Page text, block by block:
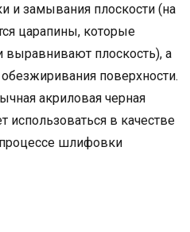
и замывания плоскости (на
царапины, которые
плоскость), а
поверхности.
акриловая черная
использоваться в качестве
шлифовки